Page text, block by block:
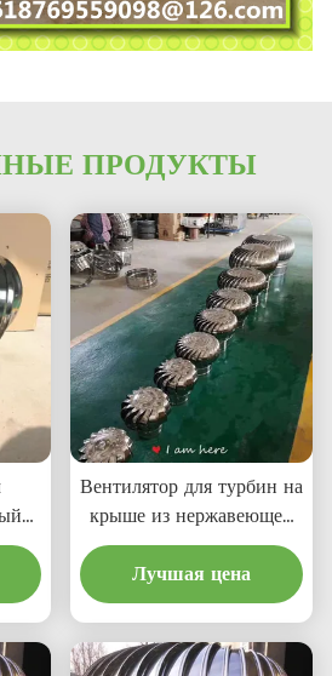
ПРОДУКТЫ
Вентилятор для турбин на
крыше из нержавеющей
стали (75 мм-1600 мм)
SS201,SS304,SS316L,
вентилятор для турбин на
Лучшая цена